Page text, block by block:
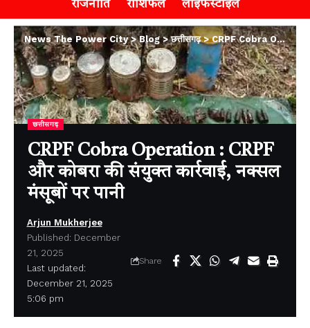
राजनीति
राशिफल लाइफस्टाइल
News The Power City>Blog>छत्तीसगढ़>CRPF Cobra Operation : CRPF और कोबरा की संयुक्त कार्रवाई, नक्सल मंसूबों पर पानी
छत्तीसगढ़
CRPF Cobra Operation : CRPF
और कोबरा की संयुक्त कार्रवाई, नक्सल
मंसूबों पर पानी
Last updated:
December 21, 2025
5:06 pm
Arjun Mukherjee
Published: December
21, 2025
Share